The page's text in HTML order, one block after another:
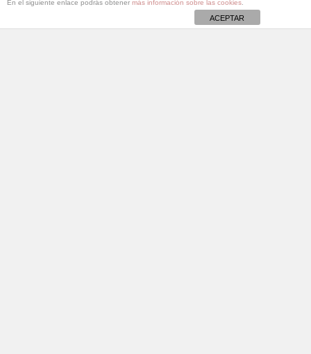
En el siguiente enlace podrás obtener más información sobre las cookies
ACEPTAR